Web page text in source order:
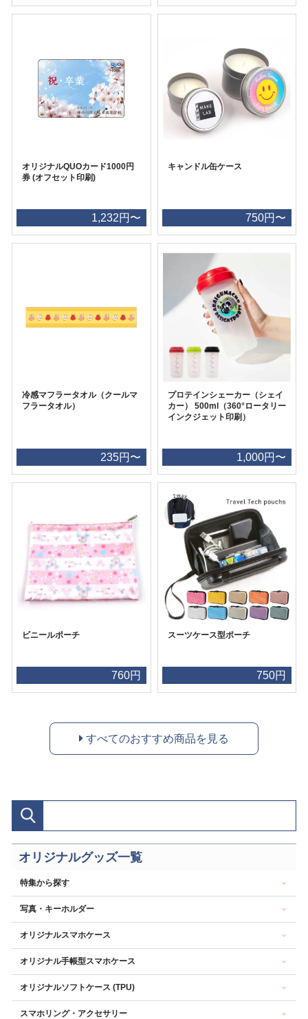
オリジナルQUOカード1000円
券 (オフセット印刷)
1,232円〜
キャンドル缶ケース
750円〜
冷感マフラータオル（クールマ
フラータオル）
235円〜
プロテインシェーカー（シェイ
カー） 500ml（360°ロータリー
インクジェット印刷）
1,000円〜
ビニールポーチ
760円
スーツケース型ポーチ
750円
すべてのおすすめ商品を見る
オリジナルグッズ一覧
特集から探す
写真・キーホルダー
オリジナルスマホケース
オリジナル手帳型スマホケース
オリジナルソフトケース (TPU)
スマホリング・アクセサリー